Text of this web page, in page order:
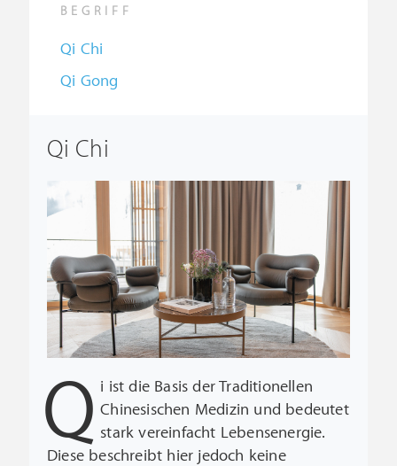
BEGRIFF
Qi Chi
Qi Gong
Qi Chi
Q i ist die Basis der Traditionellen
Chinesischen Medizin und bedeutet
stark vereinfacht Lebensenergie.
Diese beschreibt hier jedoch keine